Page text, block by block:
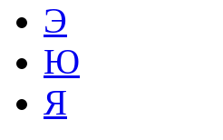
Э
Ю
Я